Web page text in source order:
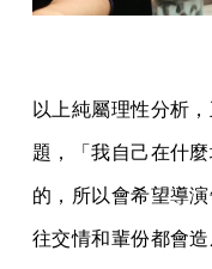
以上純屬理性分析
題，「我自己在什
的，所以會希望導
往交情和輩份都會